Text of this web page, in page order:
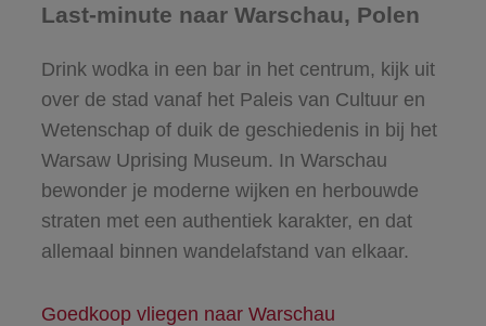
Last-minute naar Warschau, Polen
Drink wodka in een bar in het centrum, kijk uit
over de stad vanaf het Paleis van Cultuur en
Wetenschap of duik de geschiedenis in bij het
Warsaw Uprising Museum. In Warschau
bewonder je moderne wijken en herbouwde
straten met een authentiek karakter, en dat
allemaal binnen wandelafstand van elkaar.
Goedkoop vliegen naar Warschau